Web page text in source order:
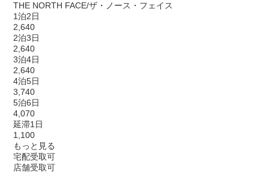
THE NORTH FACE/ザ・ノース・フェイス
1泊2日
2,640
2泊3日
2,640
3泊4日
2,640
4泊5日
3,740
5泊6日
4,070
延滞1日
1,100
もっと見る
宅配受取可
店舗受取可